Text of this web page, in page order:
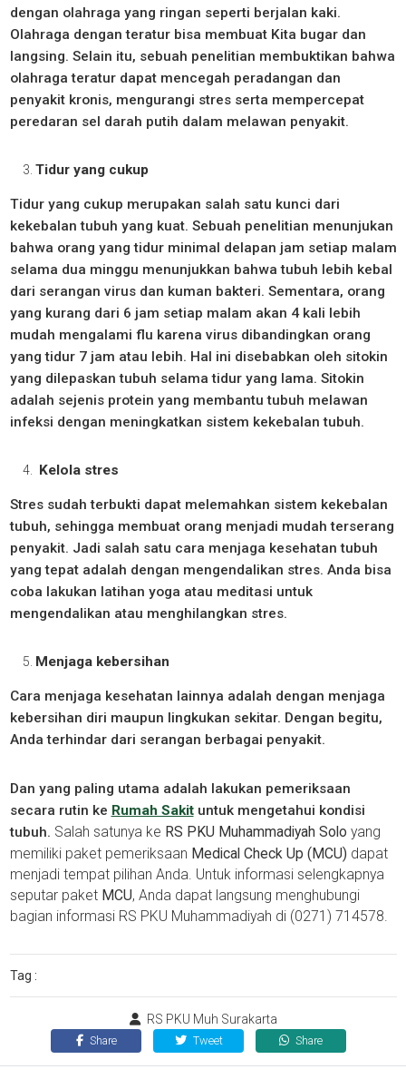
dengan olahraga yang ringan seperti berjalan kaki.
Olahraga dengan teratur bisa membuat Kita bugar dan
langsing. Selain itu, sebuah penelitian membuktikan bahwa
olahraga teratur dapat mencegah peradangan dan
penyakit kronis, mengurangi stres serta mempercepat
peredaran sel darah putih dalam melawan penyakit.
Tidur yang cukup
Tidur yang cukup merupakan salah satu kunci dari
kekebalan tubuh yang kuat. Sebuah penelitian menunjukan
bahwa orang yang tidur minimal delapan jam setiap malam
selama dua minggu menunjukkan bahwa tubuh lebih kebal
dari serangan virus dan kuman bakteri. Sementara, orang
yang kurang dari 6 jam setiap malam akan 4 kali lebih
mudah mengalami flu karena virus dibandingkan orang
yang tidur 7 jam atau lebih. Hal ini disebabkan oleh sitokin
yang dilepaskan tubuh selama tidur yang lama. Sitokin
adalah sejenis protein yang membantu tubuh melawan
infeksi dengan meningkatkan sistem kekebalan tubuh.
Kelola stres
Stres sudah terbukti dapat melemahkan sistem kekebalan
tubuh, sehingga membuat orang menjadi mudah terserang
penyakit. Jadi salah satu cara menjaga kesehatan tubuh
yang tepat adalah dengan mengendalikan stres. Anda bisa
coba lakukan latihan yoga atau meditasi untuk
mengendalikan atau menghilangkan stres.
Menjaga kebersihan
Cara menjaga kesehatan lainnya adalah dengan menjaga
kebersihan diri maupun lingkukan sekitar. Dengan begitu,
Anda terhindar dari serangan berbagai penyakit.
Dan yang paling utama adalah lakukan pemeriksaan
secara rutin ke Rumah Sakituntuk mengetahui kondisi
tubuh. Salah satunya ke RS PKU Muhammadiyah Solo yang
memiliki paket pemeriksaan Medical Check Up (MCU) dapat
menjadi tempat pilihan Anda. Untuk informasi selengkapnya
seputar paket MCU, Anda dapat langsung menghubungi
bagian informasi RS PKU Muhammadiyah di (0271) 714578.
Tag :
RS PKU Muh Surakarta
Share Tweet Share